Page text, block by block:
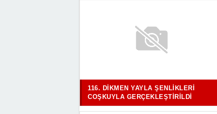
116. DIKMEN YAYLA ŞENLIKLERI
COŞKUYLA GERÇEKLEŞTIRILDI